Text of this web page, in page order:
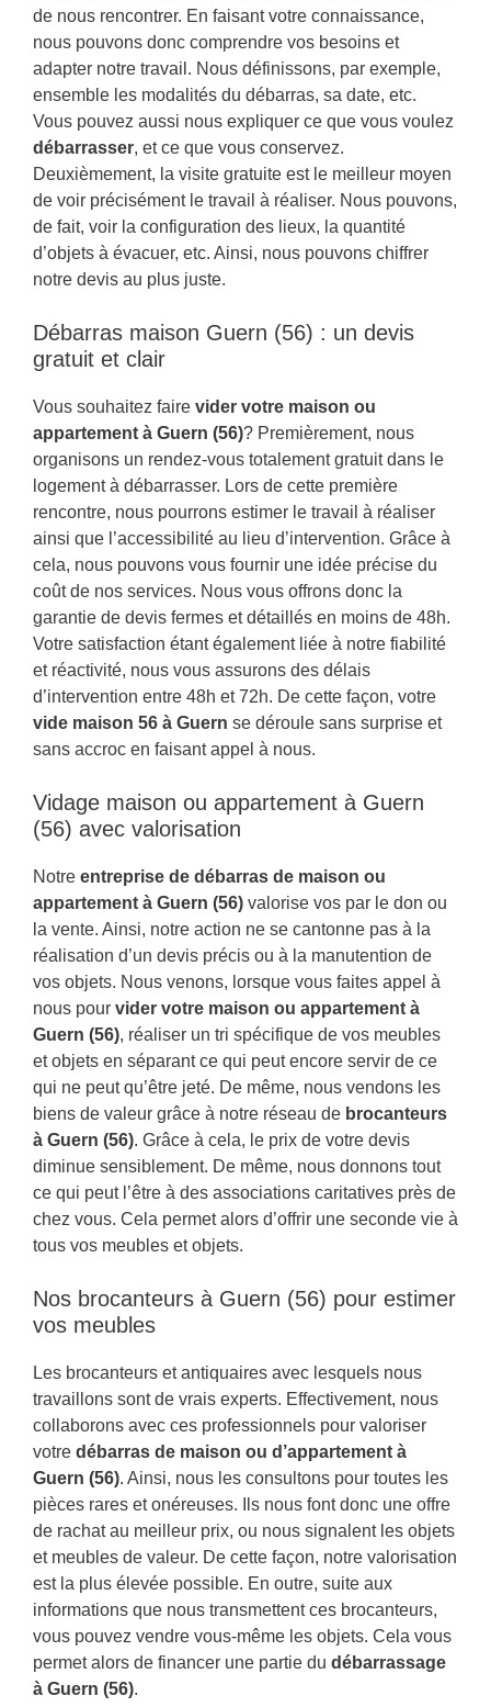
de nous rencontrer. En faisant votre connaissance,
nous pouvons donc comprendre vos besoins et
adapter notre travail. Nous définissons, par exemple,
ensemble les modalités du débarras, sa date, etc.
Vous pouvez aussi nous expliquer ce que vous voulez
débarrasser, et ce que vous conservez.
Deuxièmement, la visite gratuite est le meilleur moyen
de voir précisément le travail à réaliser. Nous pouvons,
de fait, voir la configuration des lieux, la quantité
d’objets à évacuer, etc. Ainsi, nous pouvons chiffrer
notre devis au plus juste.
Débarras maison Guern (56) : un devis
gratuit et clair
Vous souhaitez faire vider votre maison ou
appartement à Guern (56)? Premièrement, nous
organisons un rendez-vous totalement gratuit dans le
logement à débarrasser. Lors de cette première
rencontre, nous pourrons estimer le travail à réaliser
ainsi que l’accessibilité au lieu d’intervention. Grâce à
cela, nous pouvons vous fournir une idée précise du
coût de nos services. Nous vous offrons donc la
garantie de devis fermes et détaillés en moins de 48h.
Votre satisfaction étant également liée à notre fiabilité
et réactivité, nous vous assurons des délais
d’intervention entre 48h et 72h. De cette façon, votre
vide maison 56 à Guern se déroule sans surprise et
sans accroc en faisant appel à nous.
Vidage maison ou appartement à Guern
(56) avec valorisation
Notre entreprise de débarras de maison ou
appartement à Guern (56) valorise vos par le don ou
la vente. Ainsi, notre action ne se cantonne pas à la
réalisation d’un devis précis ou à la manutention de
vos objets. Nous venons, lorsque vous faites appel à
nous pour vider votre maison ou appartement à
Guern (56), réaliser un tri spécifique de vos meubles
et objets en séparant ce qui peut encore servir de ce
qui ne peut qu’être jeté. De même, nous vendons les
biens de valeur grâce à notre réseau de brocanteurs
à Guern (56). Grâce à cela, le prix de votre devis
diminue sensiblement. De même, nous donnons tout
ce qui peut l’être à des associations caritatives près de
chez vous. Cela permet alors d’offrir une seconde vie à
tous vos meubles et objets.
Nos brocanteurs à Guern (56) pour estimer
vos meubles
Les brocanteurs et antiquaires avec lesquels nous
travaillons sont de vrais experts. Effectivement, nous
collaborons avec ces professionnels pour valoriser
votre débarras de maison ou d’appartement à
Guern (56). Ainsi, nous les consultons pour toutes les
pièces rares et onéreuses. Ils nous font donc une offre
de rachat au meilleur prix, ou nous signalent les objets
et meubles de valeur. De cette façon, notre valorisation
est la plus élevée possible. En outre, suite aux
informations que nous transmettent ces brocanteurs,
vous pouvez vendre vous-même les objets. Cela vous
permet alors de financer une partie du débarrassage
à Guern (56).